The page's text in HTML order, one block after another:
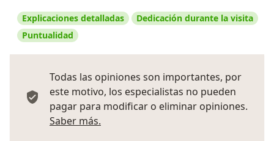
Explicaciones detalladas
Dedicación durante la visita
Puntualidad
Todas las opiniones son importantes, por
este motivo, los especialistas no pueden
pagar para modificar o eliminar opiniones.
Saber más.